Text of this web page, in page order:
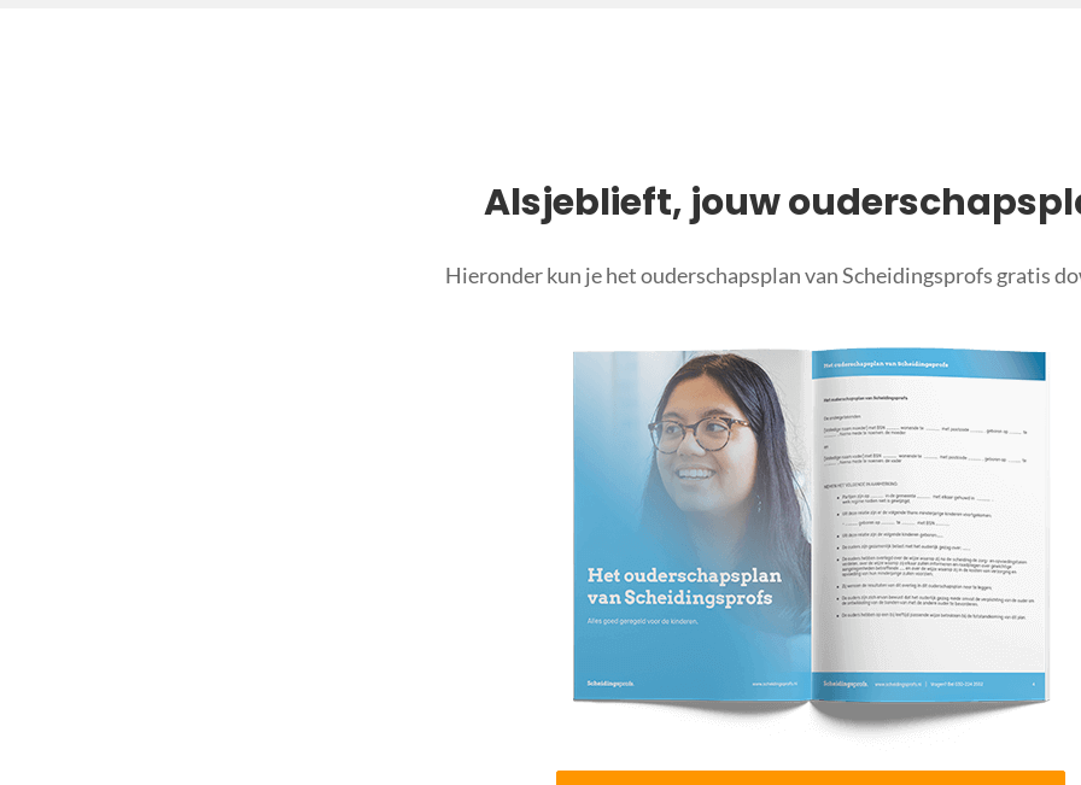
Alsjeblieft, jouw
Hieronder kun je het ouderschapsplan van Scheidingsprofs gratis